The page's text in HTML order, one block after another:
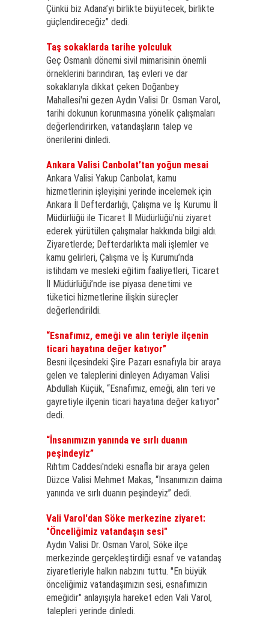
Çünkü biz Adana’yı birlikte büyütecek, birlikte
güçlendireceğiz” dedi.
Taş sokaklarda tarihe yolculuk
Geç Osmanlı dönemi sivil mimarisinin önemli
örneklerini barındıran, taş evleri ve dar
sokaklarıyla dikkat çeken Doğanbey
Mahallesi'ni gezen Aydın Valisi Dr. Osman Varol,
tarihi dokunun korunmasına yönelik çalışmaları
değerlendirirken, vatandaşların talep ve
önerilerini dinledi.
Ankara Valisi Canbolat’tan yoğun mesai
Ankara Valisi Yakup Canbolat, kamu
hizmetlerinin işleyişini yerinde incelemek için
Ankara İl Defterdarlığı, Çalışma ve İş Kurumu İl
Müdürlüğü ile Ticaret İl Müdürlüğü’nü ziyaret
ederek yürütülen çalışmalar hakkında bilgi aldı.
Ziyaretlerde; Defterdarlıkta mali işlemler ve
kamu gelirleri, Çalışma ve İş Kurumu’nda
istihdam ve mesleki eğitim faaliyetleri, Ticaret
İl Müdürlüğü’nde ise piyasa denetimi ve
tüketici hizmetlerine ilişkin süreçler
değerlendirildi.
“Esnafımız, emeği ve alın teriyle ilçenin
ticari hayatına değer katıyor”
Besni ilçesindeki Şire Pazarı esnafıyla bir araya
gelen ve taleplerini dinleyen Adıyaman Valisi
Abdullah Küçük, “Esnafımız, emeği, alın teri ve
gayretiyle ilçenin ticari hayatına değer katıyor”
dedi.
“İnsanımızın yanında ve sırlı duanın
peşindeyiz”
Rıhtım Caddesi'ndeki esnafla bir araya gelen
Düzce Valisi Mehmet Makas, “İnsanımızın daima
yanında ve sırlı duanın peşindeyiz” dedi.
Vali Varol'dan Söke merkezine ziyaret:
"Önceliğimiz vatandaşın sesi"
Aydın Valisi Dr. Osman Varol, Söke ilçe
merkezinde gerçekleştirdiği esnaf ve vatandaş
ziyaretleriyle halkın nabzını tuttu. "En büyük
önceliğimiz vatandaşımızın sesi, esnafımızın
emeğidir" anlayışıyla hareket eden Vali Varol,
talepleri yerinde dinledi.